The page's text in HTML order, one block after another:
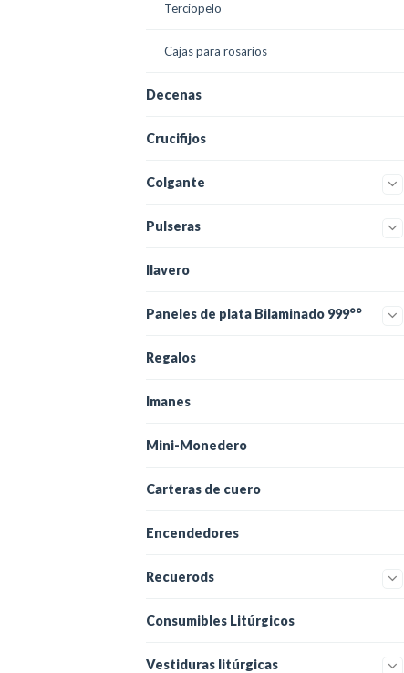
Terciopelo
Cajas para rosarios
Decenas
Crucifijos
Colgante
Pulseras
llavero
Paneles de plata Bilaminado 999°°
Regalos
Imanes
Mini-Monedero
Carteras de cuero
Encendedores
Recuerods
Consumibles Litúrgicos
Vestiduras litúrgicas